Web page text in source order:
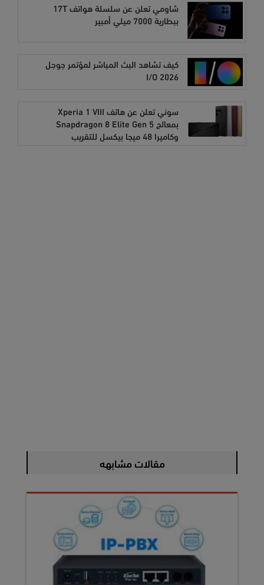
شاومي تعلن عن سلسلة هواتف 17T
ببطارية 7000 ميلي أمبير
كيف تشاهد البث المباشر لمؤتمر جوجل
I/O 2026
سوني تعلن عن هاتف Xperia 1 VIII
بمعالج Snapdragon 8 Elite Gen 5
وكاميرا 48 ميجا بيكسل للتقريب
مقالات مشابهه